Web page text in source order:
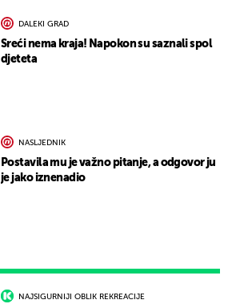
NAJSIGURNIJI OBLIK REKREACIJE
DALEKI GRAD
Sreći nema kraja! Napokon su saznali spol
djeteta
NASLJEDNIK
Postavila mu je važno pitanje, a odgovor ju
je jako iznenadio